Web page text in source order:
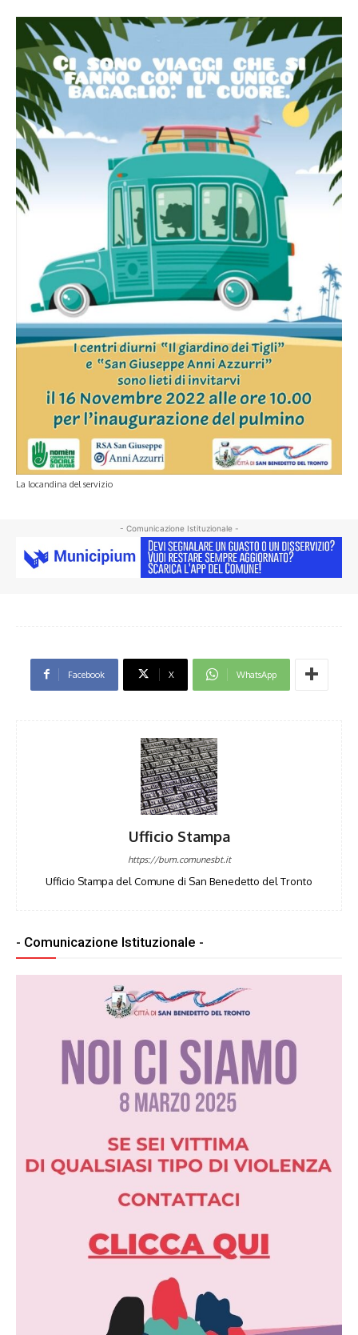
La locandina del servizio
- Comunicazione Istituzionale -
Facebook X WhatsApp
Ufficio Stampa
https://bum.comunesbt.it
Ufficio Stampa del Comune di San Benedetto del Tronto
- Comunicazione Istituzionale -